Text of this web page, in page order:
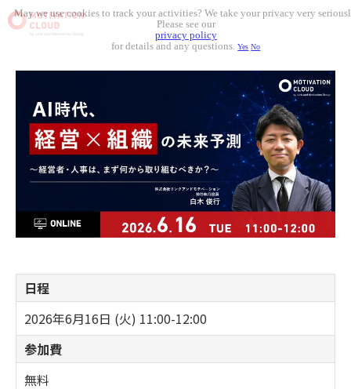
日程
2026年6月16日 (火) 11:00-12:00
参加費
無料
May we use cookies to track your activities? We take your privacy very
Please see our
privacy policy
for details and any questions.Yes No